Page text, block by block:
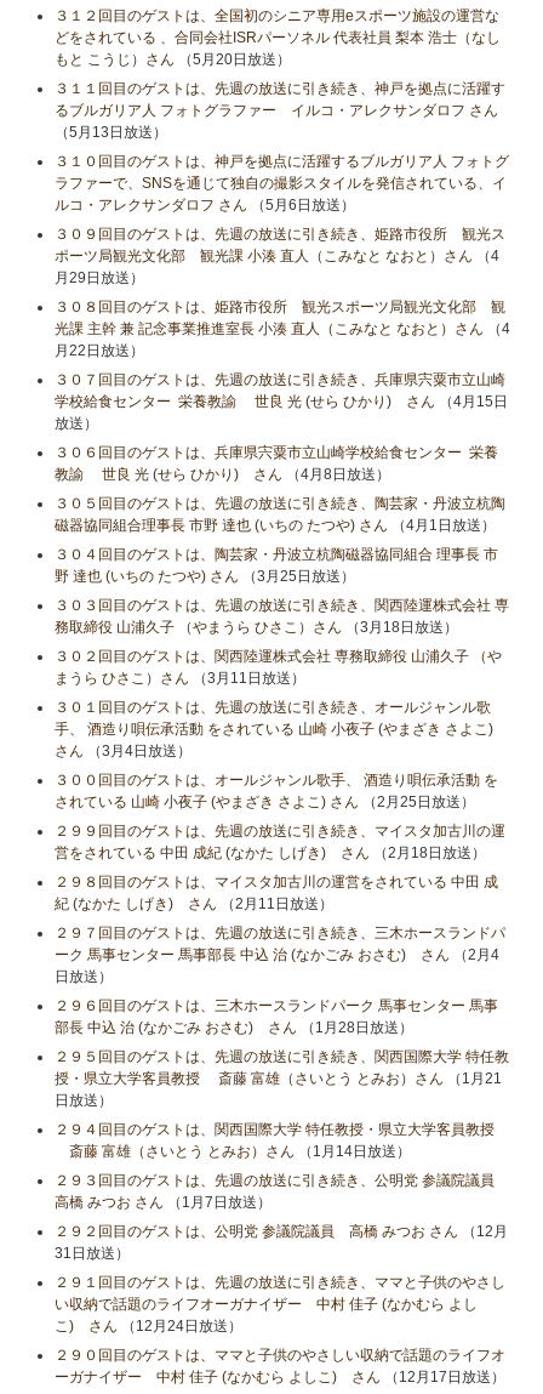
３１２回目のゲストは、全国初のシニア専用eスポーツ施設の運営な
どをされている 、合同会社ISRパーソネル 代表社員 梨本 浩士（なし
もと こうじ）さん （5月20日放送）
３１１回目のゲストは、先週の放送に引き続き、神戸を拠点に活躍す
るブルガリア人 フォトグラファー イルコ・アレクサンダロフ さん
（5月13日放送）
３１０回目のゲストは、神戸を拠点に活躍するブルガリア人 フォトグ
ラファーで、SNSを通じて独自の撮影スタイルを発信されている、イ
ルコ・アレクサンダロフ さん （5月6日放送）
３０９回目のゲストは、先週の放送に引き続き、姫路市役所 観光ス
ポーツ局観光文化部 観光課 小湊 直人（こみなと なおと）さん （4
月29日放送）
３０８回目のゲストは、姫路市役所 観光スポーツ局観光文化部 観
光課 主幹 兼 記念事業推進室長 小湊 直人（こみなと なおと）さん （4
月22日放送）
３０７回目のゲストは、先週の放送に引き続き、兵庫県宍粟市立山崎
学校給食センター 栄養教諭 世良 光 (せら ひかり) さん （4月15日
放送）
３０６回目のゲストは、兵庫県宍粟市立山崎学校給食センター 栄養
教諭 世良 光 (せら ひかり) さん （4月8日放送）
３０５回目のゲストは、先週の放送に引き続き、陶芸家・丹波立杭陶
磁器協同組合理事長 市野 達也 (いちの たつや) さん （4月1日放送）
３０４回目のゲストは、陶芸家・丹波立杭陶磁器協同組合 理事長 市
野 達也 (いちの たつや) さん （3月25日放送）
３０３回目のゲストは、先週の放送に引き続き、関西陸運株式会社 専
務取締役 山浦久子 （やまうら ひさこ）さん （3月18日放送）
３０２回目のゲストは、関西陸運株式会社 専務取締役 山浦久子 （や
まうら ひさこ）さん （3月11日放送）
３０１回目のゲストは、先週の放送に引き続き、オールジャンル歌
手、 酒造り唄伝承活動 をされている 山崎 小夜子 (やまざき さよこ)
さん （3月4日放送）
３００回目のゲストは、オールジャンル歌手、 酒造り唄伝承活動 を
されている 山崎 小夜子 (やまざき さよこ) さん （2月25日放送）
２９９回目のゲストは、先週の放送に引き続き、マイスタ加古川の運
営をされている 中田 成紀 (なかた しげき) さん （2月18日放送）
２９８回目のゲストは、マイスタ加古川の運営をされている 中田 成
紀 (なかた しげき) さん （2月11日放送）
２９７回目のゲストは、先週の放送に引き続き、三木ホースランドパ
ーク 馬事センター 馬事部長 中込 治 (なかごみ おさむ) さん （2月4
日放送）
２９６回目のゲストは、三木ホースランドパーク 馬事センター 馬事
部長 中込 治 (なかごみ おさむ) さん （1月28日放送）
２９５回目のゲストは、先週の放送に引き続き、関西国際大学 特任教
授・県立大学客員教授 斎藤 富雄（さいとう とみお）さん （1月21
日放送）
２９４回目のゲストは、関西国際大学 特任教授・県立大学客員教授
斎藤 富雄（さいとう とみお）さん （1月14日放送）
２９３回目のゲストは、先週の放送に引き続き、公明党 参議院議員
高橋 みつお さん （1月7日放送）
２９２回目のゲストは、公明党 参議院議員 高橋 みつお さん （12月
31日放送）
２９１回目のゲストは、先週の放送に引き続き、ママと子供のやさし
い収納で話題のライフオーガナイザー 中村 佳子 (なかむら よし
こ) さん （12月24日放送）
２９０回目のゲストは、ママと子供のやさしい収納で話題のライフオ
ーガナイザー 中村 佳子 (なかむら よしこ) さん （12月17日放送）